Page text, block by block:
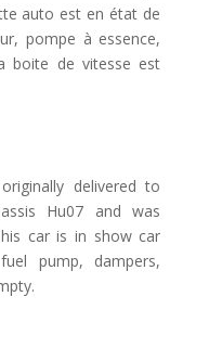
auto est en état de
pompe à essence,
boite de vitesse est
delivered to
Hu07 and was
car is in show car
pump, dampers,